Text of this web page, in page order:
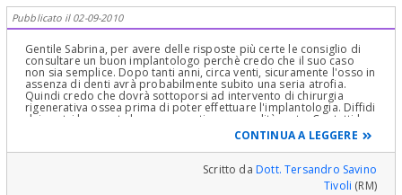
Pubblicato il 02-09-2010
Gentile Sabrina, per avere delle risposte più certe le consiglio di
consultare un buon implantologo perchè credo che il suo caso
non sia semplice. Dopo tanti anni, circa venti, sicuramente l'osso in
assenza di denti avrà probabilmente subito una seria atrofia.
Quindi credo che dovrà sottoporsi ad intervento di chirurgia
rigenerativa ossea prima di poter effettuare l'implantologia. Diffidi
dei centri low-cost che non garantiscono qualità certa. Contatti la
ASL di appartenenza per verificare se questi interventi sono
contemplati e coperti dal Sistema sanitario nazionale.
Cordialmente
CONTINUA A LEGGERE
Scritto daDott. Tersandro Savino
Tivoli (RM)